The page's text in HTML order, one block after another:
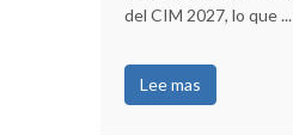
del CIM 2027, lo que ...
Lee mas